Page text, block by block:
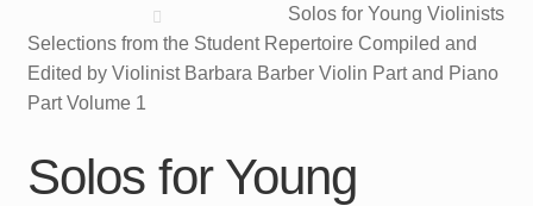
Mijn account
Solos for Young Violinists
Selections from the Student Repertoire Compiled and
Edited by Violinist Barbara Barber Violin Part and Piano
Part Volume 1
Solos for Young